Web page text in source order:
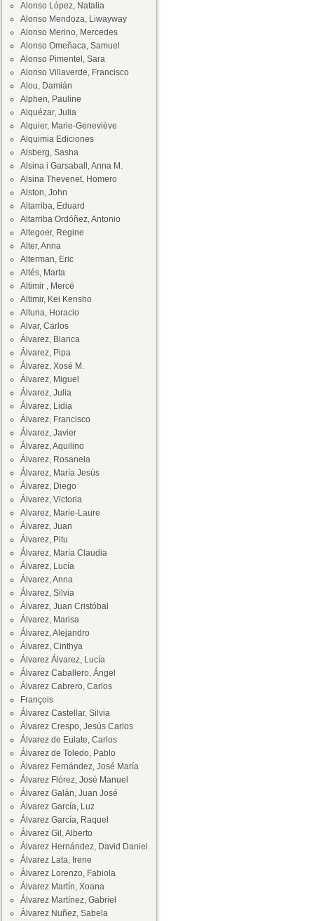
Alonso López, Natalia
Alonso Mendoza, Liwayway
Alonso Merino, Mercedes
Alonso Omeñaca, Samuel
Alonso Pimentel, Sara
Alonso Villaverde, Francisco
Alou, Damián
Alphen, Pauline
Alquézar, Julia
Alquier, Marie-Geneviève
Alquimia Ediciones
Alsberg, Sasha
Alsina i Garsaball, Anna M.
Alsina Thevenet, Homero
Alston, John
Altarriba, Eduard
Altarriba Ordóñez, Antonio
Altegoer, Regine
Alter, Anna
Alterman, Eric
Altés, Marta
Altimir , Mercé
Altimir, Kei Kensho
Altuna, Horacio
Alvar, Carlos
Álvarez, Blanca
Álvarez, Pipa
Álvarez, Xosé M.
Álvarez, Miguel
Álvarez, Julia
Álvarez, Lidia
Álvarez, Francisco
Álvarez, Javier
Álvarez, Aquilino
Álvarez, Rosanela
Álvarez, María Jesús
Álvarez, Diego
Álvarez, Victoria
Alvarez, Marie-Laure
Álvarez, Juan
Álvarez, Pitu
Álvarez, María Claudia
Álvarez, Lucía
Álvarez, Anna
Álvarez, Silvia
Álvarez, Juan Cristóbal
Álvarez, Marisa
Álvarez, Alejandro
Álvarez, Cinthya
Álvarez Álvarez, Lucía
Álvarez Caballero, Ángel
Álvarez Cabrero, Carlos
François
Álvarez Castellar, Silvia
Álvarez Crespo, Jesús Carlos
Álvarez de Eulate, Carlos
Álvarez de Toledo, Pablo
Álvarez Fernández, José María
Álvarez Flórez, José Manuel
Álvarez Galán, Juan José
Álvarez García, Luz
Álvarez García, Raquel
Álvarez Gil, Alberto
Álvarez Hernández, David Daniel
Álvarez Lata, Irene
Álvarez Lorenzo, Fabiola
Álvarez Martín, Xoana
Álvarez Martínez, Gabriel
Álvarez Nuñez, Sabela